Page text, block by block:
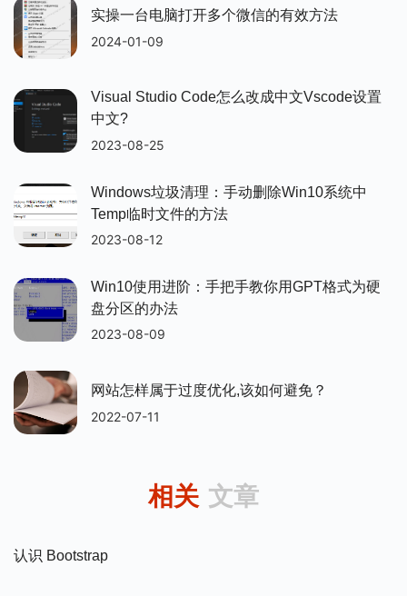
实操一台电脑打开多个微信的有效方法
2024-01-09
Visual Studio Code怎么改成中文vscode设置
中文?
2023-08-25
Windows垃圾清理：手动删除win10系统中
Temp临时文件的方法
2023-08-12
Win10使用进阶：手把手教你用GPT格式为硬
盘分区的办法
2023-08-09
网站怎样属于过度优化,该如何避免？
2022-07-11
相关 文章
认识 Bootstrap